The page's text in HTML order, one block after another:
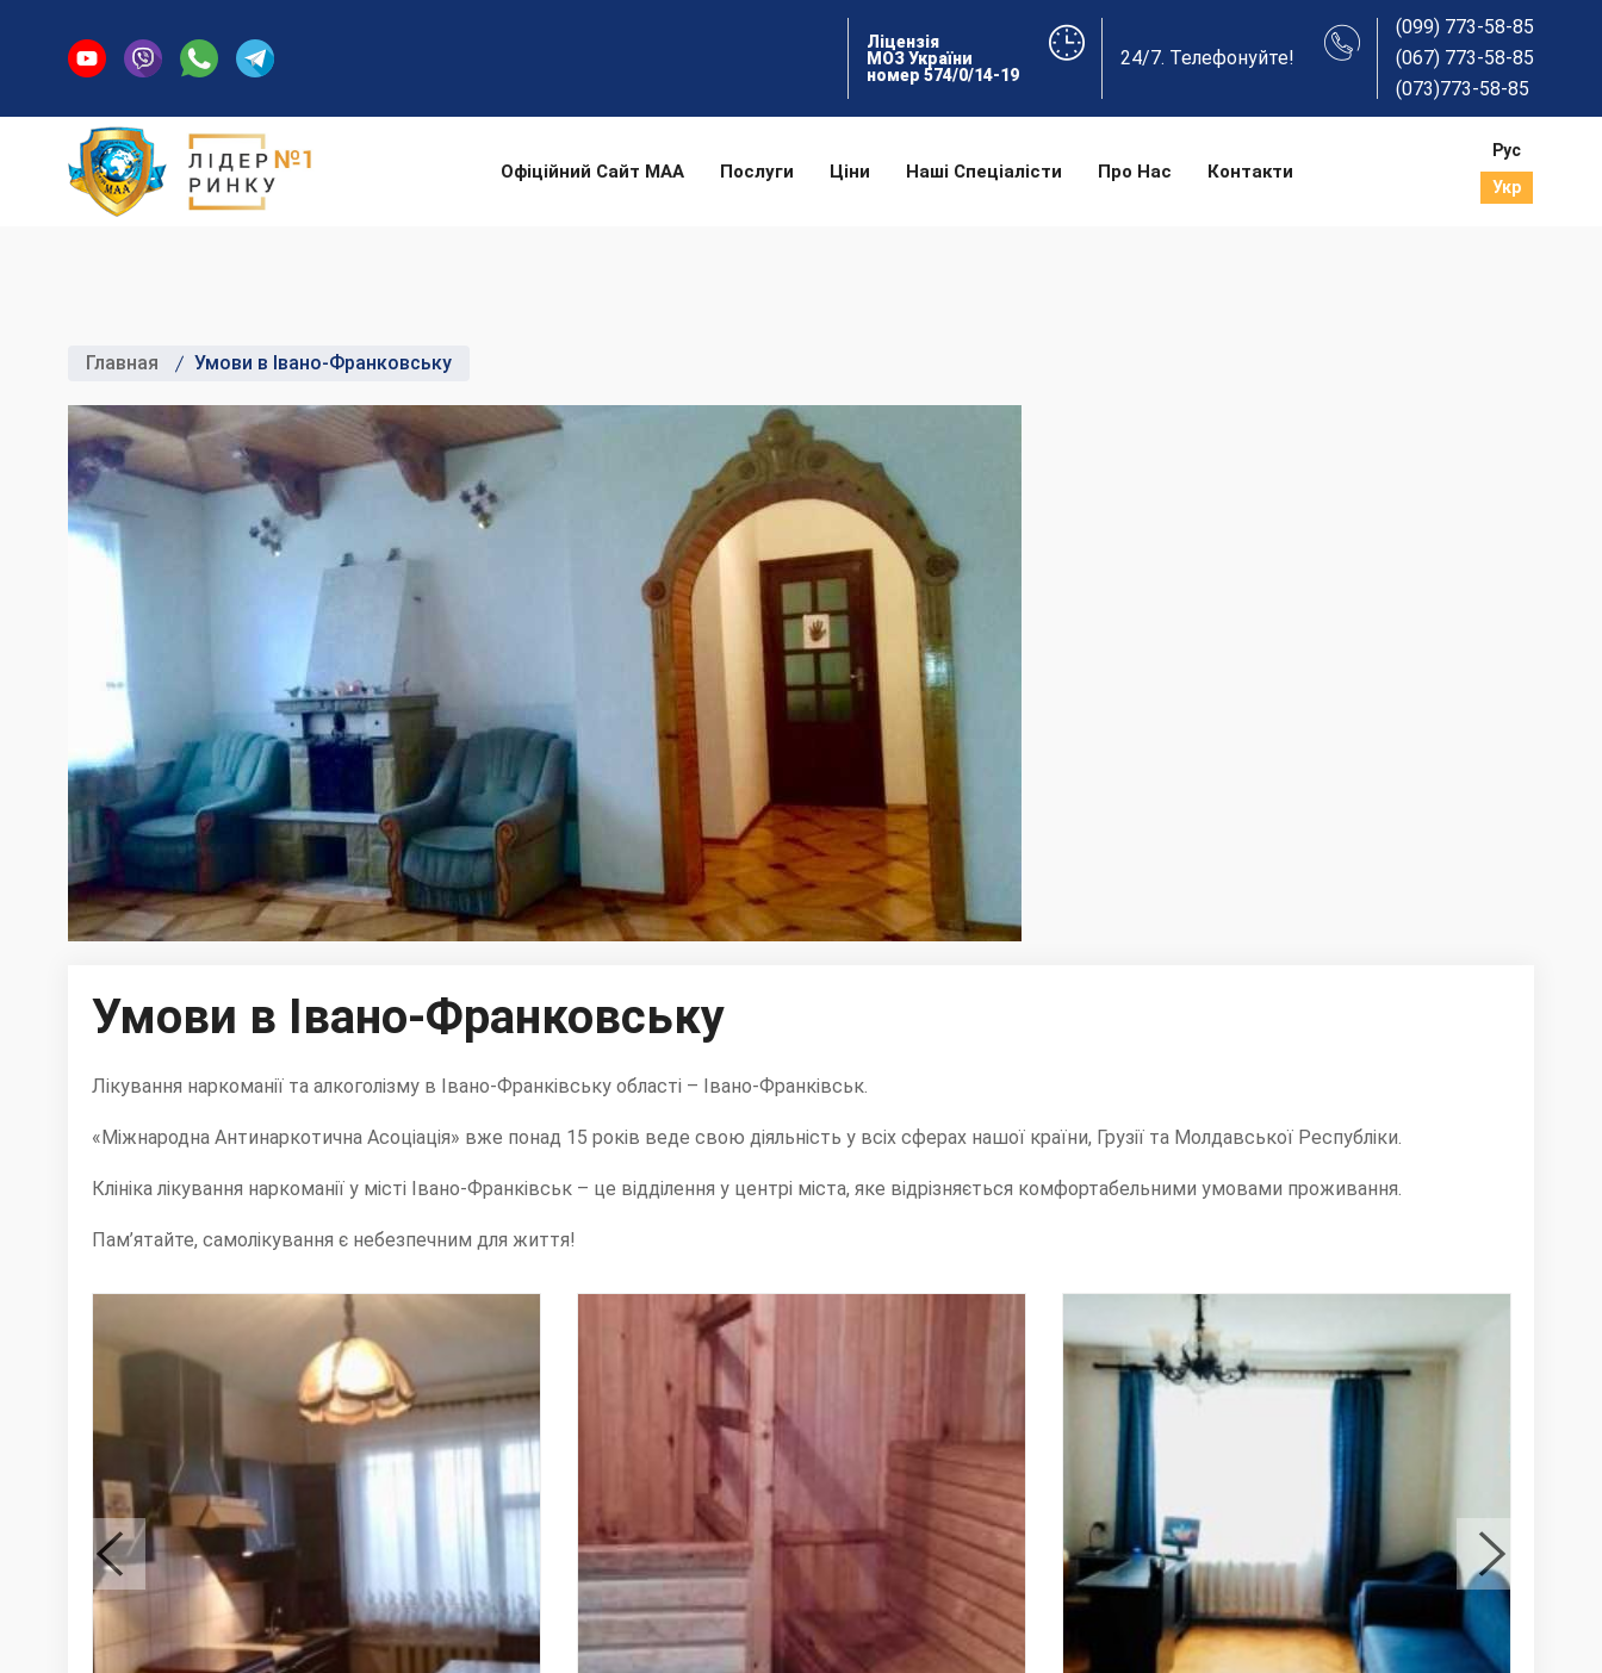
Ліцензія
МОЗ України
номер 574/0/14-19
24/7. Телефонуйте!
(099) 773-58-85
(067) 773-58-85
(073)773-58-85
Офіційний Сайт МАА Послуги Ціни Наші Спеціалісти Про Нас Контакти
Рус
Укр
Главная Умови в Івано-Франковську
Умови в Івано-Франковську
Лікування наркоманії та алкоголізму в Івано-Франківську області – Івано-Франківськ.
«Міжнародна Антинаркотична Асоціація» вже понад 15 років веде свою діяльність у всіх сферах нашої країни, Грузії та Молдавської Республіки.
Клініка лікування наркоманії у місті Івано-Франківськ – це відділення у центрі міста, яке відрізняється комфортабельними умовами проживання.
Пам’ятайте, самолікування є небезпечним для життя!